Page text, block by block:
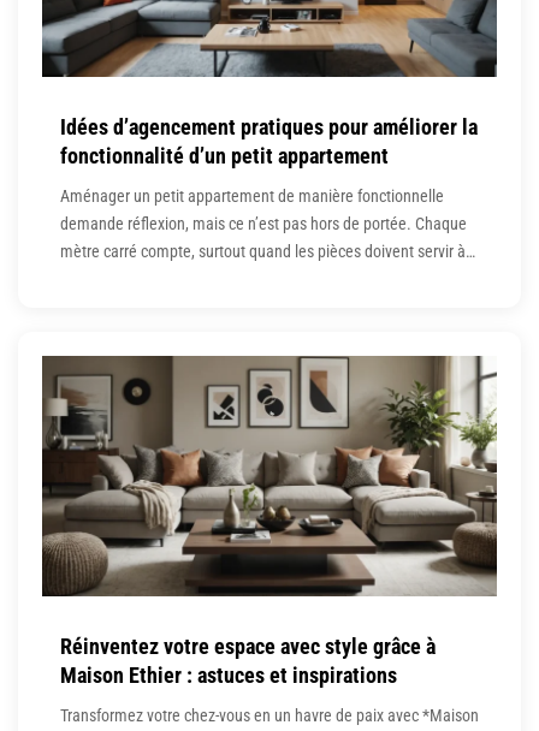
Idées d’agencement pratiques pour améliorer la
fonctionnalité d’un petit appartement
Aménager un petit appartement de manière fonctionnelle
demande réflexion, mais ce n’est pas hors de portée. Chaque
mètre carré compte, surtout quand les pièces doivent servir à
vie plus fluide,
Réinventez votre espace avec style grâce à
Maison Ethier : astuces et inspirations
Transformez votre chez-vous en un havre de paix avec *Maison